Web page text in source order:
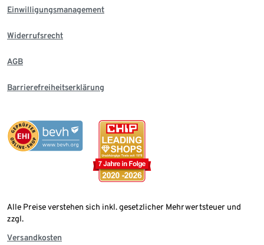
Einwilligungsmanagement
Widerrufsrecht
AGB
Barrierefreiheitserklärung
Alle Preise verstehen sich inkl. gesetzlicher Mehrwertsteuer und
zzgl.
Versandkosten